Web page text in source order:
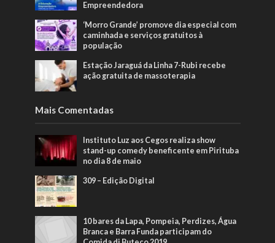
Empreendedora
‘Morro Grande’ promove dia especial com
caminhada e serviços gratuitos à
população
Estação Jaraguá da Linha 7-Rubi recebe
ação gratuita de massoterapia
Mais Comentadas
Instituto Luz aos Cegos realiza show
stand-up comedy beneficente em Pirituba
no dia 8 de maio
309 – Edição Digital
10 bares da Lapa, Pompeia, Perdizes, Água
Branca e Barra Funda participam do